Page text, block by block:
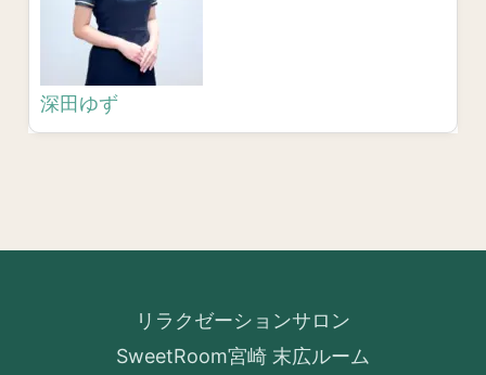
深田ゆず
リラクゼーションサロン
SweetRoom宮崎 末広ルーム